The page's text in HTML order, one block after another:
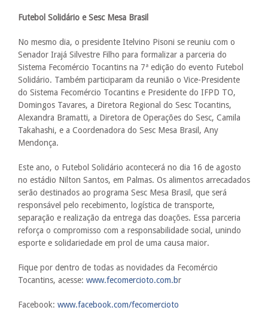
Futebol Solidário e Sesc Mesa Brasil
No mesmo dia, o presidente Itelvino Pisoni se reuniu com o
Senador Irajá Silvestre Filho para formalizar a parceria do
Sistema Fecomércio Tocantins na 7ª edição do evento Futebol
Solidário. Também participaram da reunião o Vice-Presidente
do Sistema Fecomércio Tocantins e Presidente do IFPD TO,
Domingos Tavares, a Diretora Regional do Sesc Tocantins,
Alexandra Bramatti, a Diretora de Operações do Sesc, Camila
Takahashi, e a Coordenadora do Sesc Mesa Brasil, Any
Mendonça.
Este ano, o Futebol Solidário acontecerá no dia 16 de agosto
no estádio Nilton Santos, em Palmas. Os alimentos arrecadados
serão destinados ao programa Sesc Mesa Brasil, que será
responsável pelo recebimento, logística de transporte,
separação e realização da entrega das doações. Essa parceria
reforça o compromisso com a responsabilidade social, unindo
esporte e solidariedade em prol de uma causa maior.
Fique por dentro de todas as novidades da Fecomércio
Tocantins, acesse: www.fecomercioto.com.br
Facebook: www.facebook.com/fecomercioto